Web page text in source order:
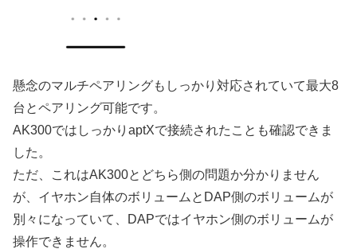
懸念のマルチペアリングもしっかり対応されていて最大8
台とペアリング可能です。
AK300ではしっかりaptXで接続されたことも確認できま
した。
ただ、これはAK300とどちら側の問題か分かりません
が、イヤホン自体のボリュームとDAP側のボリュームが
別々になっていて、DAPではイヤホン側のボリュームが
操作できません。